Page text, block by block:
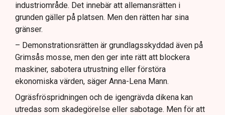
industriområde. Det innebär att allemansrätten i
grunden gäller på platsen. Men den rätten har sina
gränser.
– Demonstrationsrätten är grundlagsskyddad även på
Grimsås mosse, men den ger inte rätt att blockera
maskiner, sabotera utrustning eller förstöra
ekonomiska värden, säger Anna-Lena Mann.
Ogräsfröspridningen och de igengrävda dikena kan
utredas som skadegörelse eller sabotage. Men för att